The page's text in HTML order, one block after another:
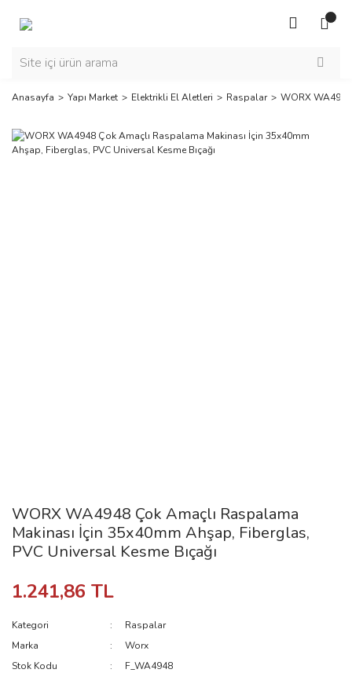
Anasayfa Yapı Market Elektrikli El Aletleri Raspalar WORX
WORX WA4948 Çok Amaçlı Raspalama
Makinası İçin 35x40mm Ahşap, Fiberglas,
PVC Universal Kesme Bıçağı
1.241,86 TL
Kategori
Raspalar
Marka
Worx
Stok Kodu
F_WA4948